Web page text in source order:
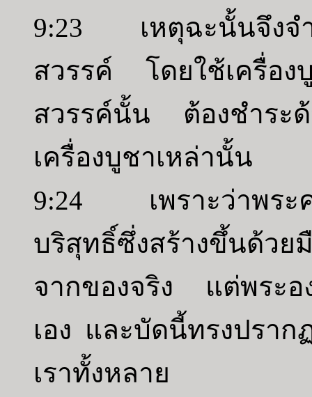
9:23 เหตุฉะนั้นจึงจำ
สวรรค์ โดยใช้เครื่อง
สวรรค์นั้น ต้องชำระด้
เครื่องบูชาเหล่านั้น
9:24 เพราะว่าพระค
บริสุทธิ์ซึ่งสร้างขึ้นด้ว
จากของจริง แต่พระอ
เอง และบัดนี้ทรงปราก
เราทั้งหลาย